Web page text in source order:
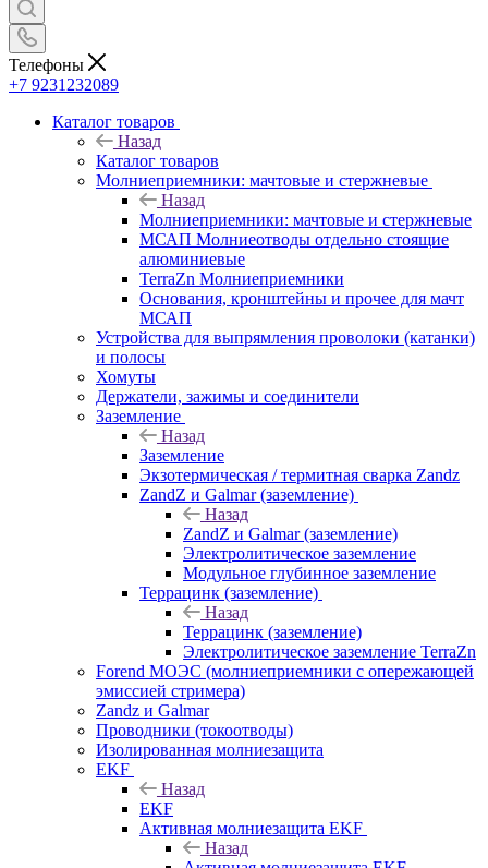
Телефоны
+7 9231232089
Каталог товаров
Назад
Каталог товаров
Молниеприемники: мачтовые и стержневые
Назад
Молниеприемники: мачтовые и стержневые
МСАП Молниеотводы отдельно стоящие
алюминиевые
TerraZn Молниеприемники
Основания, кронштейны и прочее для мачт
МСАП
Устройства для выпрямления проволоки (катанки)
и полосы
Хомуты
Держатели, зажимы и соединители
Заземление
Назад
Заземление
Экзотермическая / термитная сварка Zandz
ZandZ и Galmar (заземление)
Назад
ZandZ и Galmar (заземление)
Электролитическое заземление
Модульное глубинное заземление
Террацинк (заземление)
Назад
Террацинк (заземление)
Электролитическое заземление TerraZn
Forend МОЭС (молниеприемники с опережающей
эмиссией стримера)
Zandz и Galmar
Проводники (токоотводы)
Изолированная молниезащита
EKF
Назад
EKF
Активная молниезащита EKF
Назад